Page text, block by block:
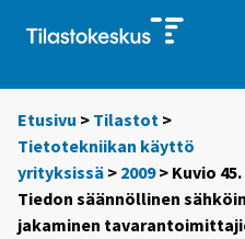
Etusivu > Tilastot >
Tietotekniikan käyttö
yrityksissä > 2009> Kuvio 45.
Tiedon säännöllinen
jakaminen